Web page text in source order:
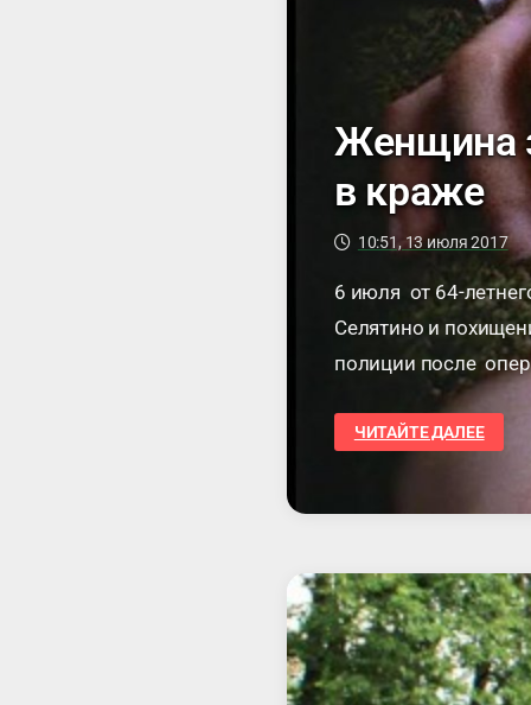
Женщина
в краже
10:51, 13 июля 2017
6 июля от 64-
Селятино и
полиции после
жительница
ЖЕНЩИНА
ЗАДЕРЖАНА
В
В
ЧИТАЙТЕ ДАЛЕЕ